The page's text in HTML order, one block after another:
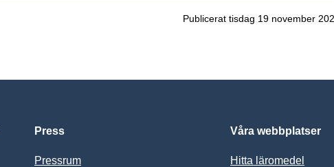
Publicerat tisdag 19 november
Press
Pressrum
Våra webbplatser
Hitta läromedel